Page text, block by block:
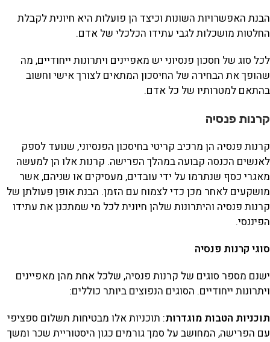
הבנת האפשרויות השונות וכיצד הן פועלות היא חיונית לקבלת
החלטות מושכלות לגבי עתידו הכלכלי של אדם.
לכל סוג של חסכון פנסיוני יש מאפיינים ויתרונות ייחודיים, מה
שהופך את הבחירה של החיסכון המתאים לצורך אישי וחשוב
בהתאם למטרותיו של כל אדם.
קרנות פנסיה
קרנות פנסיה הן מרכיב קריטי בחיסכון הפנסיוני, שנועד לספק
לאנשים הכנסה קבועה במהלך הפרישה. קרנות אלו הן למעשה
מאגרי כסף שנתרמו על ידי עובדים, מעסיקים או שניהם, אשר
מושקעים לאחר מכן כדי לצמוח עם הזמן. הבנת אופן פעולתן של
קרנות פנסיה והיתרונות שלהן חיונית לכל מי שמתכנן את עתידו
הפיננסי.
סוגי קרנות פנסיה
ישנם מספר סוגים של קרנות פנסיה, שלכל אחת מהן מאפיינים
ויתרונות ייחודיים. הסוגים הנפוצים ביותר כוללים:
תוכניות הטבות מוגדרות: תוכניות אלו מבטיחות תשלום ספציפי
עם הפרישה, המחושב על סמך גורמים כגון היסטוריית שכר ומשך